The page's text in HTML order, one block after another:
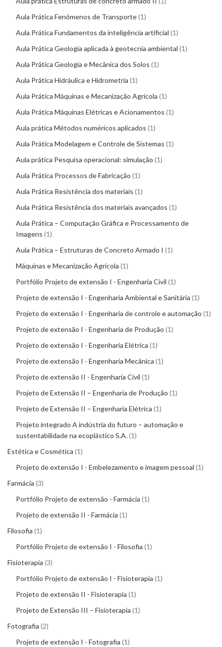
Aula Prática Fenômenos de Transporte 1
Aula Prática Fundamentos da inteligência artificial 1
Aula Prática Geologia aplicada à geotecnia ambiental 1
Aula Prática Geologia e Mecânica dos Solos 1
Aula Prática Hidráulica e Hidrometria 1
Aula Prática Máquinas e Mecanização Agrícola 1
Aula Prática Máquinas Elétricas e Acionamentos 1
Aula prática Métodos numéricos aplicados 1
Aula Prática Modelagem e Controle de Sistemas 1
Aula prática Pesquisa operacional: simulação 1
Aula Prática Processos de Fabricação 1
Aula Prática Resistência dos materiais 1
Aula Prática Resistência dos materiais avançados 1
Aula Prática – Computação Gráfica e Processamento de
Imagens 1
Aula Prática – Estruturas de Concreto Armado I 1
Máquinas e Mecanização Agrícola 1
Portfólio Projeto de extensão I - Engenharia Civil 1
Projeto de extensão I - Engenharia Ambiental e Sanitária 1
Projeto de extensão I - Engenharia de controle e automação 1
Projeto de extensão I - Engenharia de Produção 1
Projeto de extensão I - Engenharia Elétrica 1
Projeto de extensão I - Engenharia Mecânica 1
Projeto de extensão II - Engenharia Civil 1
Projeto de Extensão II – Engenharia de Produção 1
Projeto de Extensão II – Engenharia Elétrica 1
Projeto integrado A indústria do futuro – automação e
sustentabilidade na ecoplástico S.A. 1
Estética e Cosmética 1
Projeto de extensão I - Embelezamento e imagem pessoal 1
Farmácia 3
Portfólio Projeto de extensão - Farmácia 1
Projeto de extensão II - Farmácia 1
Filosofia 1
Portfólio Projeto de extensão I - Filosofia 1
Fisioterapia 3
Portfólio Projeto de extensão I - Fisioterapia 1
Projeto de extensão II - Fisioterapia 1
Projeto de Extensão III – Fisioterapia 1
Fotografia 2
Projeto de extensão I - Fotografia 1